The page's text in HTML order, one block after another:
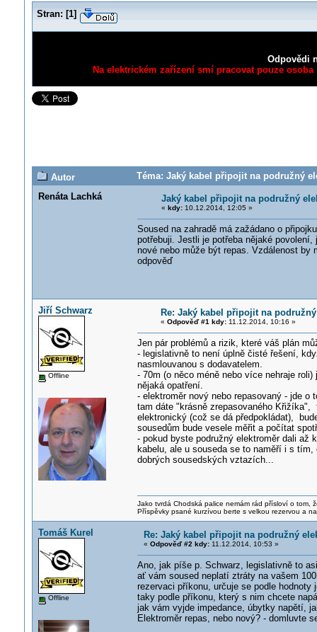
Stran: [1]
Odpovědi
Na elektrickém zařízení smí pracovat pouze
Autor
Téma: Jaký kabel připojit na podružný
Renáta Lachká
Jaký kabel připojit na podružný
« kdy:10.12.2014, 12:05 »
Soused na zahradě má zažádano o
potřebuji. Jestli je potřeba nějaké
nové nebo může být repas. Vzdálenost by
odpověď
Jiří Schwarz
Offline
Re: Jaký kabel připojit na
« Odpověď #1 kdy:11.12.2014, 10:16 »
Jen pár problémů a rizik, které váš plán
- legislativně to není úplně čisté řešení,
nasmlouvanou s dodavatelem.
- 70m (o něco méně nebo více nehraje
nějaká opatření.
- elektroměr nový nebo repasovaný - jde
tam dáte "krásně zrepasovaného
elektronický (což se dá předpokládat),
sousedům bude vesele měřit a počítat
- pokud byste podružný elektroměr dali až
kabelu, ale u souseda se to naměří i s
dobrých sousedských vztazích...
Jako tvrdá Chodská palice nemám rád přísloví o tom,
Příspěvky psané kurzívou berte s velkou rezervou a
Tomáš Kurel
Offline
Re: Jaký kabel připojit na podružný
« Odpověď #2 kdy:11.12.2014, 10:53 »
Ano, jak píše p. Schwarz, legislativně to
ať vám soused neplatí ztráty na vašem
rezervaci příkonu, určuje se podle
taky podle příkonu, který s nim chcete
jak vám vyjde impedance, úbytky napětí,
Elektroměr repas, nebo nový? - domluvte